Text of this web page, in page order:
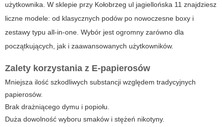
użytkownika. W sklepie przy Kołobrzeg ul jagiellońska 11 znajdziesz
liczne modele: od klasycznych podów po nowoczesne boxy i
zestawy typu all-in-one. Wybór jest ogromny zarówno dla
początkujących, jak i zaawansowanych użytkowników.
Zalety korzystania z E-papierosów
Mniejsza ilość szkodliwych substancji względem tradycyjnych
papierosów.
Brak drażniącego dymu i popiołu.
Duża dowolność wyboru smaków i stężeń nikotyny.